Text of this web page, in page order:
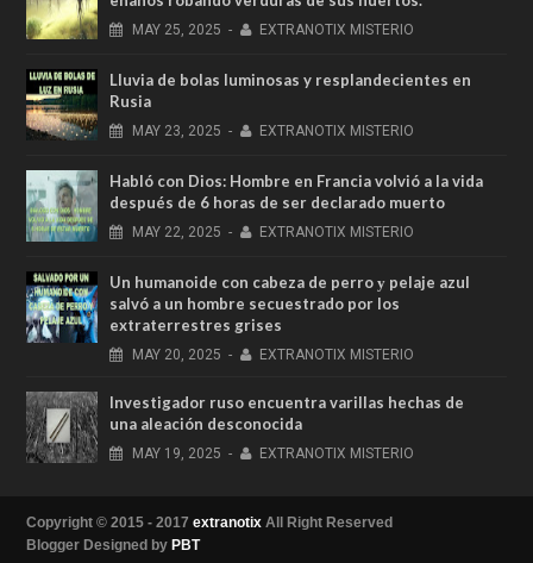
MAY 25, 2025 - EXTRANOTIX MISTERIO
Lluvia de bolas luminosas y resplandecientes en
Rusia
MAY 23, 2025 - EXTRANOTIX MISTERIO
Habló con Dios: Hombre en Francia volvió a la vida
después de 6 horas de ser declarado muerto
MAY 22, 2025 - EXTRANOTIX MISTERIO
Un humanoide con cabeza de perro у pelaje azul
salvó a un hombre secuestrado por los
extraterrestres grises
MAY 20, 2025 - EXTRANOTIX MISTERIO
Investigador ruso encuentra varillas hechas de
una aleación desconocida
MAY 19, 2025 - EXTRANOTIX MISTERIO
Copyright © 2015 - 2017 extranotix All Right Reserved
Blogger Designed by PBT